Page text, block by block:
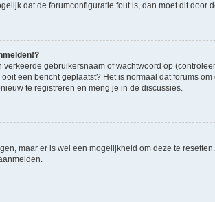
dat de forumconfiguratie fout is, dan moet dit door
gebruikersnaam of wachtwoord op
een bericht geplaatst? Het is normaal dat forums
te registreren en meng je in de discussies.
maar er is wel een mogelijkheid om deze te